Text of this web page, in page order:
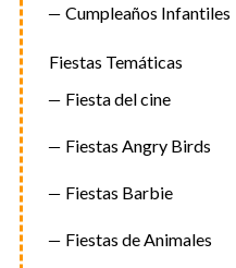
Cumpleaños Infantiles
Fiestas Temáticas
Fiesta del cine
Fiestas Angry Birds
Fiestas Barbie
Fiestas de Animales
e
r
f
r